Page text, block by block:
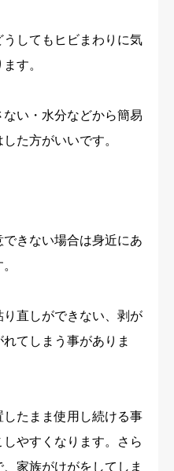
してもヒビまわりに気
す。
い・水分などから簡易
た方がいいです。
きない場合は身近にあ
直しができない、剥が
てしまう事がありま
たまま使用し続ける事
やすくなります。さら
家族がけがをしてしま